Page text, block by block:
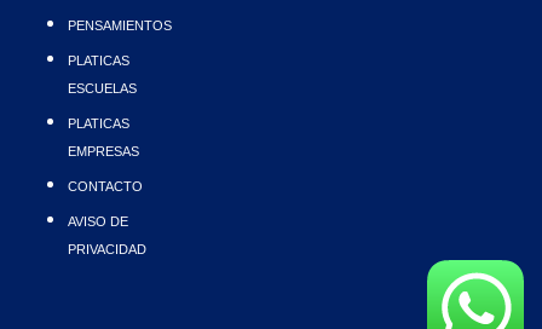
PENSAMIENTOS
PLATICAS
ESCUELAS
PLATICAS
EMPRESAS
CONTACTO
AVISO DE
PRIVACIDAD